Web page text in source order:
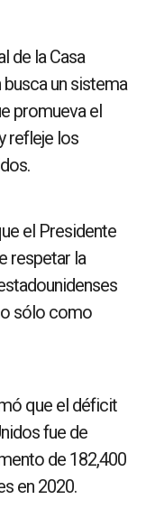
de la Casa
busca un sistema
promueva el
refleje los
el Presidente
respetar la
sólo como
que el déficit
fue de
de 182,400
en 2020.